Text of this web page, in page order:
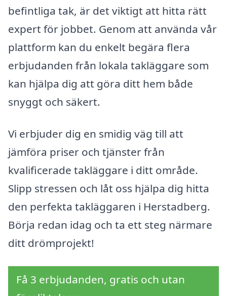
befintliga tak, är det viktigt att hitta rätt
expert för jobbet. Genom att använda vår
plattform kan du enkelt begära flera
erbjudanden från lokala takläggare som
kan hjälpa dig att göra ditt hem både
snyggt och säkert.
Vi erbjuder dig en smidig väg till att
jämföra priser och tjänster från
kvalificerade takläggare i ditt område.
Slipp stressen och låt oss hjälpa dig hitta
den perfekta takläggaren i Herstadberg.
Börja redan idag och ta ett steg närmare
ditt drömprojekt!
Få 3 erbjudanden, gratis och utan